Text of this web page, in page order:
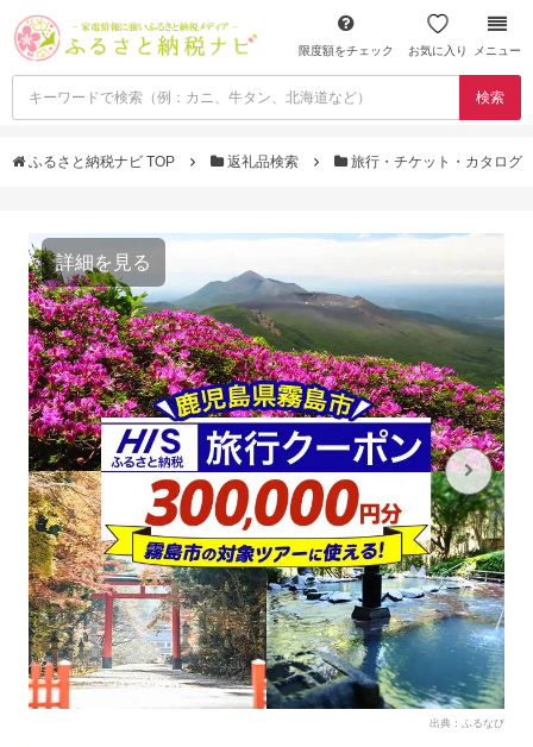
限度額をチェック お気に入り メニュー
検索
ふるさと納税ナビ TOP 返礼品検索 旅行・チケット・カタログ
詳細を見る
出典：ふるなび